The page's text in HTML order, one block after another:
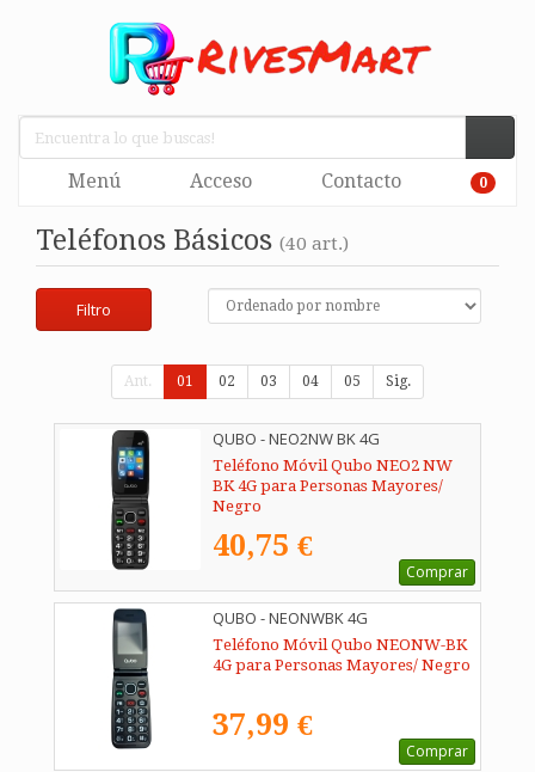
Menú Acceso Contacto 0
Teléfonos Básicos (40 art.)
Filtro
Ant. 01 02 03 04 05 Sig.
QUBO - NEO2NW BK 4G
Teléfono Móvil Qubo NEO2 NW
BK 4G para Personas Mayores/
Negro
40,75 €
Comprar
QUBO - NEONWBK 4G
Teléfono Móvil Qubo NEONW-BK
4G para Personas Mayores/ Negro
37,99 €
Comprar